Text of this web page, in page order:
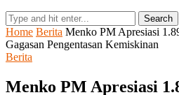
Search
Home Berita Menko PM Apresiasi
Gagasan Pengentasan Kemiskinan
Berita
Menko PM Apresiasi